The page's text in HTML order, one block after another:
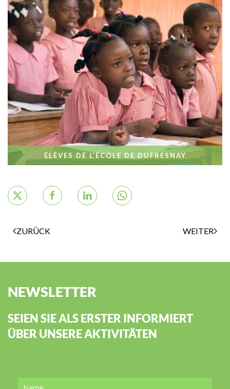
ÉLÈVES DE L’ÉCOLE DE DUFRESNAY
ZURÜCK WEITER
NEWSLETTER
SEIEN SIE ALS ERSTER INFORMIERT
ÜBER UNSERE AKTIVITÄTEN